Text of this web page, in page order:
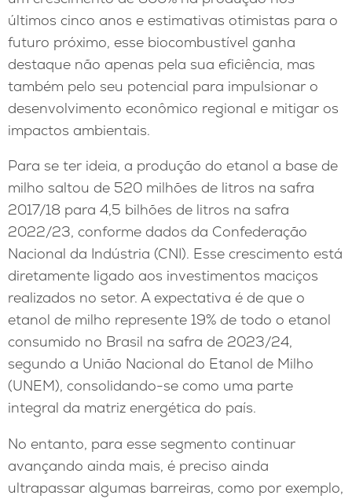
últimos cinco anos e estimativas otimistas para o
futuro próximo, esse biocombustível ganha
destaque não apenas pela sua eficiência, mas
também pelo seu potencial para impulsionar o
desenvolvimento econômico regional e mitigar os
impactos ambientais.
Para se ter ideia, a produção do etanol a base de
milho saltou de 520 milhões de litros na safra
2017/18 para 4,5 bilhões de litros na safra
2022/23, conforme dados da Confederação
Nacional da Indústria (CNI). Esse crescimento está
diretamente ligado aos investimentos maciços
realizados no setor. A expectativa é de que o
etanol de milho represente 19% de todo o etanol
consumido no Brasil na safra de 2023/24,
segundo a União Nacional do Etanol de Milho
(UNEM), consolidando-se como uma parte
integral da matriz energética do país.
No entanto, para esse segmento continuar
avançando ainda mais, é preciso ainda
ultrapassar algumas barreiras, como por exemplo,